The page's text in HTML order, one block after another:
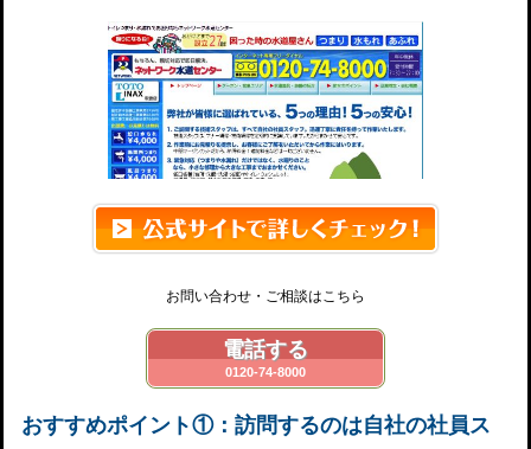
お問い合わせ・ご相談はこちら
電話する
0120-74-8000
おすすめポイント①：訪問するのは自社の社員ス